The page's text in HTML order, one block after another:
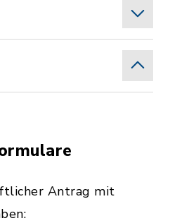
Antrag mit